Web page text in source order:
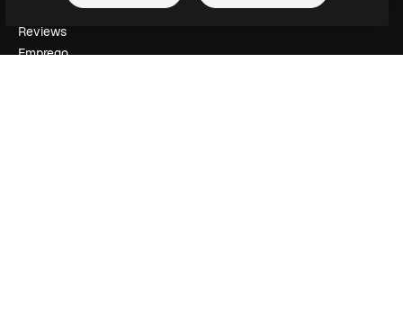
Sobre nós
Reviews
Emprego